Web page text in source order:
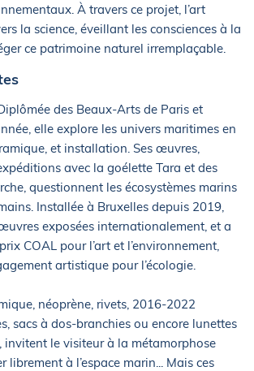
À travers ce projet, l’art
la science, éveillant les consciences à la
ce patrimoine naturel irremplaçable.
des Beaux-Arts de Paris et
elle explore les univers maritimes en
et installation. Ses œuvres,
avec la goélette Tara et des
questionnent les écosystèmes marins
Installée à Bruxelles depuis 2019,
exposées internationalement, et a
COAL pour l’art et l’environnement,
artistique pour l’écologie.
néoprène, rivets, 2016-2022
sacs à dos-branchies ou encore lunettes
invitent le visiteur à la métamorphose
librement à l’espace marin... Mais ces